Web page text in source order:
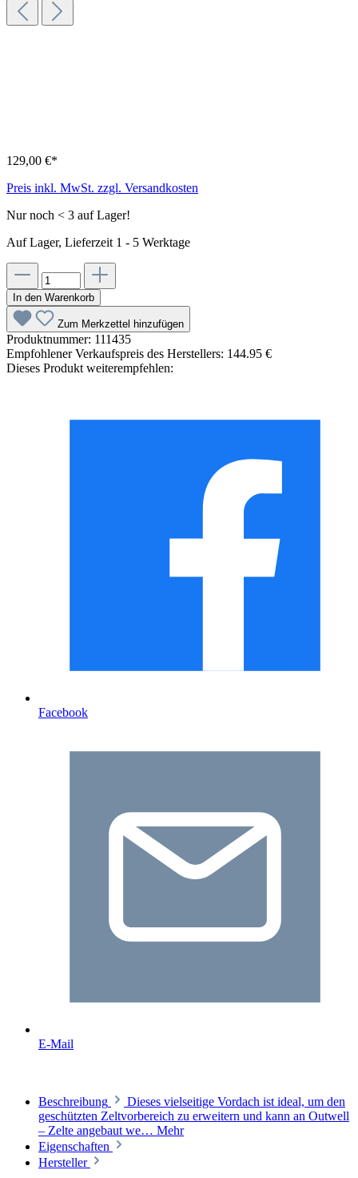
129,00 €*
Preis inkl. MwSt. zzgl. Versandkosten
Nur noch < 3 auf Lager!
Auf Lager, Lieferzeit 1 - 5 Werktage
In den Warenkorb
Zum Merkzettel hinzufügen
Produktnummer: 111435
Empfohlener Verkaufspreis des Herstellers: 144.95 €
Dieses Produkt weiterempfehlen:
Facebook
E-Mail
Beschreibung
Dieses vielseitige Vordach ist ideal, um den
geschützten Zeltvorbereich zu erweitern und kann an Outwell
– Zelte angebaut we… Mehr
Eigenschaften
Hersteller